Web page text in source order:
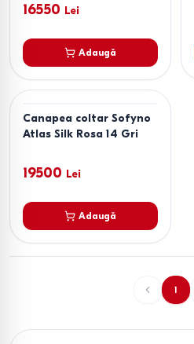
16550 Lei
Adaugă
Canapea coltar Sofyno
Atlas Silk Rosa 14 Gri
19500 Lei
Adaugă
1